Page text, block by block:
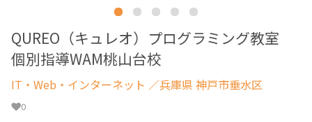
QUREO（キュレオ）プログラミング教室
個別指導WAM桃山台校
IT・Web・インターネット ／兵庫県 神戸市垂水区
0